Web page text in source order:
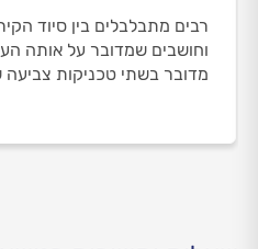
רבים מתבלבלים בין סיוד
וחושבים שמדובר על אותה
מדובר בשתי טכניקות צביעה
מהם ההבדלים העיקריים,
תכינו את הקירות לכבוד
לפניכם, המדריך המלא